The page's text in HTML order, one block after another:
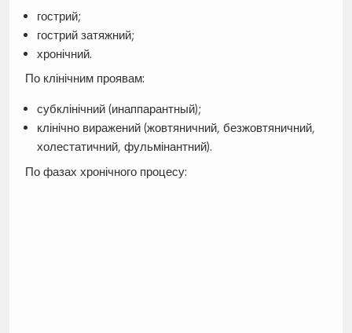
гострий;
гострий затяжний;
хронічний.
По клінічним проявам:
субклінічний (инаппарантный);
клінічно виражений (жовтяничний, безжовтяничний,
холестатичний, фульмінантний).
По фазах хронічного процесу: